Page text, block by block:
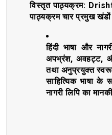
विस्तृत पाठ्यक्रम:
पाठ्यक्रम चार प्रमुख खंडों
हिंदी भाषा और
अपभ्रंश, अवहट्ट,
तथा अनुप्रयुक्त
साहित्यिक भाषा के
नागरी लिपि का